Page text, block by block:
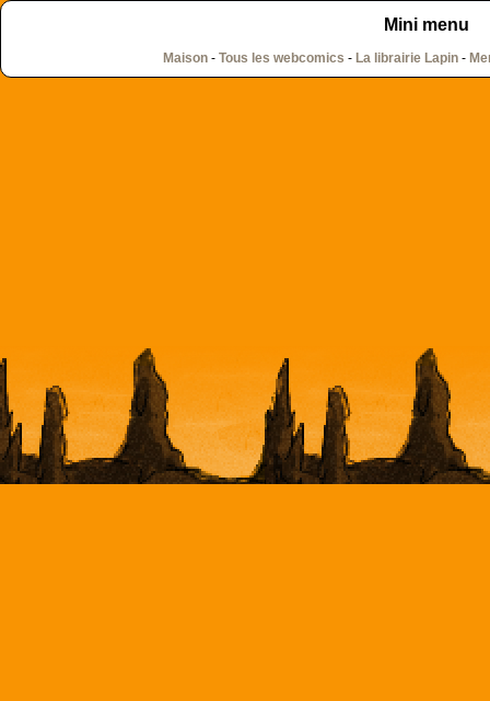
Mini menu
Maison- Tous les webcomics - La librairie Lapin-